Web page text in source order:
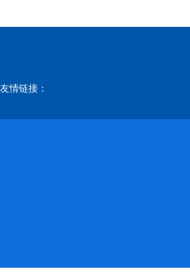
友情链接：